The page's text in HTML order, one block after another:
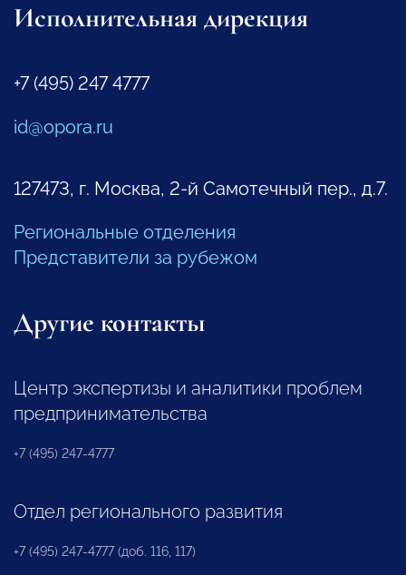
Исполнительная дирекция
+7 (495) 247 4777
id@opora.ru
127473, г. Москва, 2-й Самотечный пер., д.7.
Региональные отделения
Представители за рубежом
Другие контакты
Центр экспертизы и аналитики проблем
предпринимательства
+7 (495) 247-4777
Отдел регионального развития
+7 (495) 247-4777 (доб. 116, 117)